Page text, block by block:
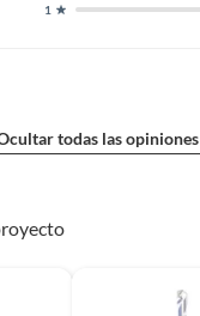
1
todas las opiniones